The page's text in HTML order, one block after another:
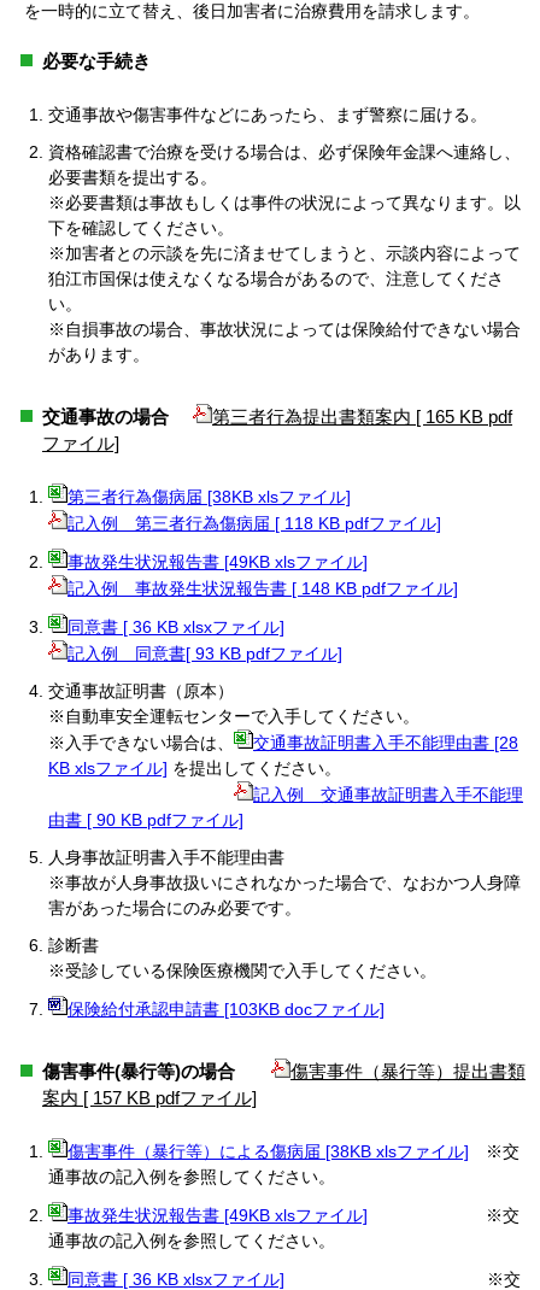
を一時的に立て替え、後日加害者に治療費用を請求します。
必要な手続き
交通事故や傷害事件などにあったら、まず警察に届ける。
資格確認書で治療を受ける場合は、必ず保険年金課へ連絡し、
必要書類を提出する。
※必要書類は事故もしくは事件の状況によって異なります。以
下を確認してください。
※加害者との示談を先に済ませてしまうと、示談内容によって
狛江市国保は使えなくなる場合があるので、注意してくださ
い。
※自損事故の場合、事故状況によっては保険給付できない場合
があります。
交通事故の場合
第三者行為提出書類案内 [ 165 KB pdf
ファイル]
第三者行為傷病届 [38KB xlsファイル]
記入例＿第三者行為傷病届 [ 118 KB pdfファイル]
事故発生状況報告書 [49KB xlsファイル]
記入例＿事故発生状況報告書 [ 148 KB pdfファイル]
同意書 [ 36 KB xlsxファイル]
記入例＿同意書[ 93 KB pdfファイル]
交通事故証明書（原本）
※自動車安全運転センターで入手してください。
※入手できない場合は、
交通事故証明書入手不能理由書 [28
KB xlsファイル] を提出してください。
記入例＿交通事故証明書入手不能理
由書 [ 90 KB pdfファイル]
人身事故証明書入手不能理由書
※事故が人身事故扱いにされなかった場合で、なおかつ人身障
害があった場合にのみ必要です。
診断書
※受診している保険医療機関で入手してください。
保険給付承認申請書 [103KB docファイル]
傷害事件(暴行等)の場合
傷害事件（暴行等）提出書類
案内 [ 157 KB pdfファイル]
傷害事件（暴行等）による傷病届 [38KB xlsファイル] ※交
通事故の記入例を参照してください。
事故発生状況報告書 [49KB xlsファイル] ※交
通事故の記入例を参照してください。
同意書 [ 36 KB xlsxファイル] ※交